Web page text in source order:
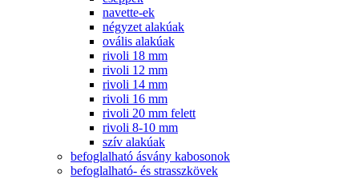
navette-ek
négyzet alakúak
ovális alakúak
rivoli 18 mm
rivoli 12 mm
rivoli 14 mm
rivoli 16 mm
rivoli 20 mm felett
rivoli 8-10 mm
szív alakúak
befoglalható ásvány kabosonok
befoglalható- és strasszkövek